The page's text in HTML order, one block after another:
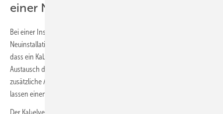
einer Netzwerkinfrastruktur
Bei einer Instandhaltung, Erweiterung aber auch bei der
Neuinstallation von Netzwerkverkabelungen kann es vorkommen,
dass ein Kabel einfach das „entscheidende Stück” zu kurz ist. Der
Austausch der gesamten Leitungslänge verursacht in jedem Fall
zusätzliche Arbeit und Kosten. Bestimmte örtliche Gegebenheiten
lassen einen Austausch unter Umständen gar nicht zu.